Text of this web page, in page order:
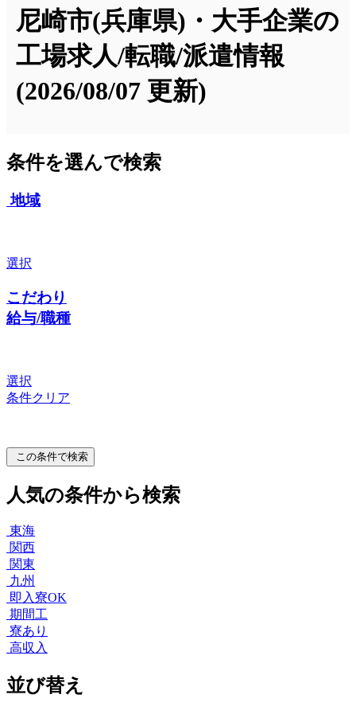
尼崎市(兵庫県)・大手企業の
工場求人/転職/派遣情報
(2026/08/07 更新)
条件を選んで検索
地域
選択
こだわり
給与/職種
選択
条件クリア
この条件で検索
人気の条件から検索
東海
関西
関東
九州
即入寮OK
期間工
寮あり
高収入
並び替え